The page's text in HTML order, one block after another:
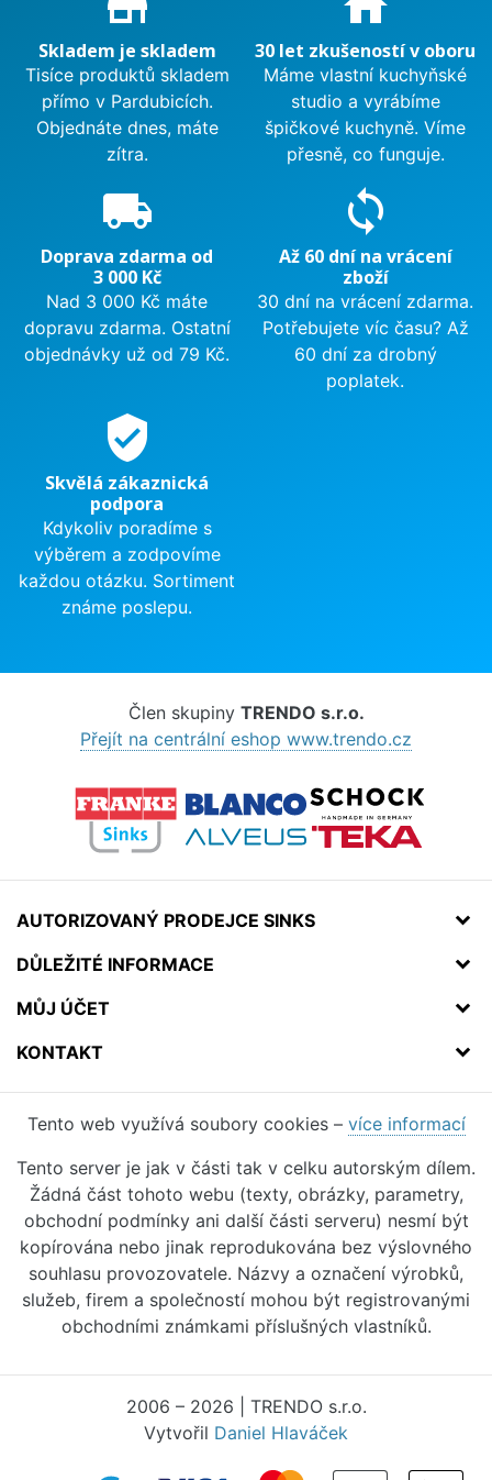
Skladem je skladem
Tisíce produktů skladem
přímo v Pardubicích.
Objednáte dnes, máte
zítra.
30 let zkušeností v oboru
Máme vlastní kuchyňské
studio a vyrábíme
špičkové kuchyně. Víme
přesně, co funguje.
local_shipping
Doprava zdarma od
3 000 Kč
Nad 3 000 Kč máte
dopravu zdarma. Ostatní
objednávky už od 79 Kč.
sync
Až 60 dní na vrácení
zboží
30 dní na vrácení zdarma.
Potřebujete víc času? Až
60 dní za drobný
poplatek.
verified_user
Skvělá zákaznická
podpora
Kdykoliv poradíme s
výběrem a zodpovíme
každou otázku. Sortiment
známe poslepu.
Člen skupiny TRENDO s.r.o.
Přejít na centrální eshop www.trendo.cz
AUTORIZOVANÝ PRODEJCE SINKS
DŮLEŽITÉ INFORMACE
MŮJ ÚČET
KONTAKT
Tento web využívá soubory cookies – více informací
Tento server je jak v části tak v celku autorským dílem.
Žádná část tohoto webu (texty, obrázky, parametry,
obchodní podmínky ani další části serveru) nesmí být
kopírována nebo jinak reprodukována bez výslovného
souhlasu provozovatele. Názvy a označení výrobků,
služeb, firem a společností mohou být registrovanými
obchodními známkami příslušných vlastníků.
2006 – 2026 | TRENDO s.r.o.
Vytvořil Daniel Hlaváček